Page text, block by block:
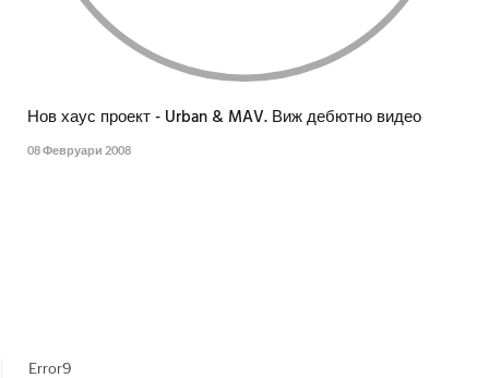
Нов хаус проект - Urban & MAV. Виж дебютно видео
08 Февруари 2008
Error9